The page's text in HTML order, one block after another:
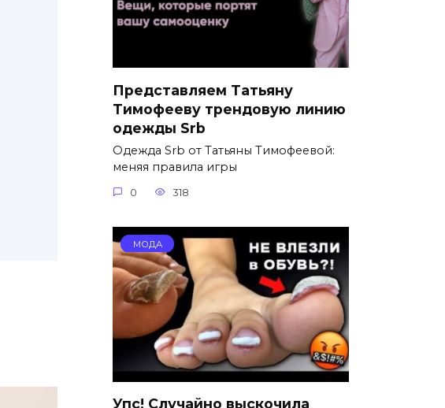
Представляем Татьяну
Тимофееву трендовую линию
одежды Srb
Одежда Srb от Татьяны Тимофеевой:
меняя правила игры
0 318
МОДА
Упс! Случайно выскочила